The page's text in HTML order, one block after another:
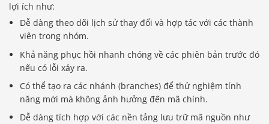
lợi ích như:
Dễ dàng theo dõi lịch sử thay đổi và hợp tác với các thành
viên trong nhóm.
Khả năng phục hồi nhanh chóng về các phiên bản trước đó
nếu có lỗi xảy ra.
Có thể tạo ra các nhánh (branches) để thử nghiệm tính
năng mới mà không ảnh hưởng đến mã chính.
Dễ dàng tích hợp với các nền tảng lưu trữ mã nguồn như